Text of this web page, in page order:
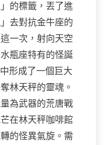
的標籤，丟了進
去對抗金牛座的
一次，射向天空
瓶座特有的怪誕
形成了一個巨大
林天秤的靈魂。
為武器的荒唐戰
在林天秤咖啡館
的怪異氣旋。需